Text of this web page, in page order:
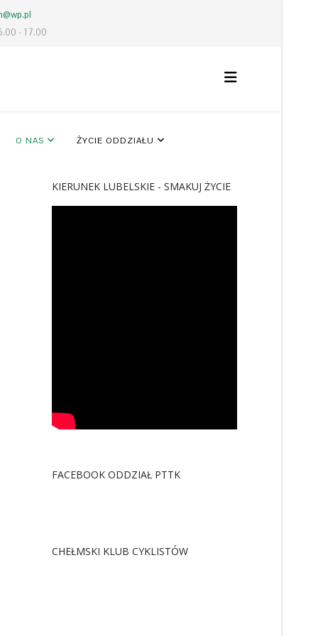
- 17.00
O NAS ŻYCIE ODDZIAŁU
KIERUNEK LUBELSKIE - SMAKUJ ŻYCIE
FACEBOOK ODDZIAŁ PTTK
CHEŁMSKI KLUB CYKLISTÓW